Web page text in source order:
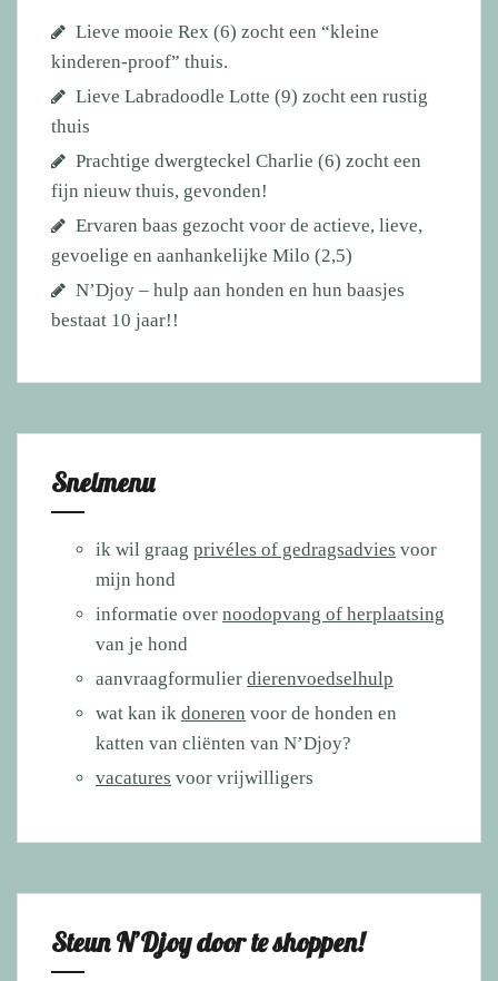
Lieve mooie Rex (6) zocht een “kleine
kinderen-proof” thuis.
Lieve Labradoodle Lotte (9) zocht een rustig
thuis
Prachtige dwergteckel Charlie (6) zocht een
fijn nieuw thuis, gevonden!
Ervaren baas gezocht voor de actieve, lieve,
gevoelige en aanhankelijke Milo (2,5)
N’Djoy – hulp aan honden en hun baasjes
bestaat 10 jaar!!
Snelmenu
ik wil graag privéles of gedragsadvies voor
mijn hond
informatie over noodopvang of herplaatsing
van je hond
aanvraagformulier dierenvoedselhulp
wat kan ik doneren voor de honden en
katten van cliënten van N’Djoy?
vacatures voor vrijwilligers
Steun N’Djoy door te shoppen!